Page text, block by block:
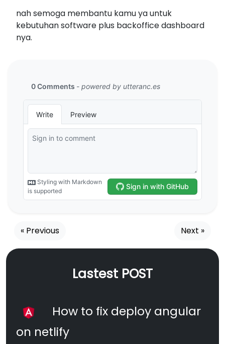
nah semoga membantu kamu ya untuk
kebutuhan software plus backoffice dashboard
nya.
« Previous Next »
Lastest POST
How to fix deploy angular
on netlify